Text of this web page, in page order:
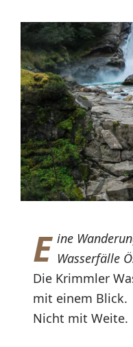
E ine
Wasserfälle
Die Krimmler
mit einem Blick.
Nicht mit Weite.